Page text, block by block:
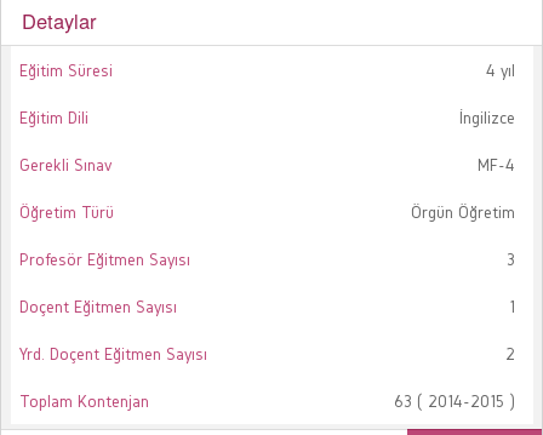
Detaylar
Eğitim Süresi 4 yıl
Eğitim Dili İngilizce
Gerekli Sınav MF-4
Öğretim Türü Örgün Öğretim
Profesör Eğitmen Sayısı 3
Doçent Eğitmen Sayısı 1
Yrd. Doçent Eğitmen Sayısı 2
Toplam Kontenjan 63 ( 2014-2015 )